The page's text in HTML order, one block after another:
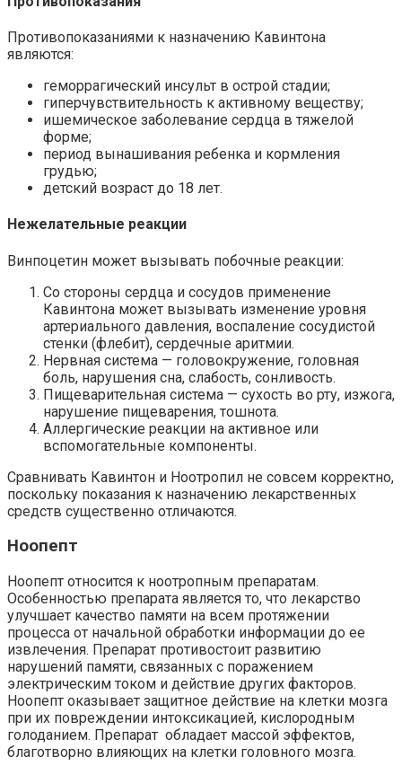
Противопоказаниями к назначению Кавинтона
являются:
геморрагический инсульт в острой стадии;
гиперчувствительность к активному веществу;
ишемическое заболевание сердца в тяжелой
форме;
период вынашивания ребенка и кормления
грудью;
детский возраст до 18 лет.
Нежелательные реакции
Винпоцетин может вызывать побочные реакции:
Со стороны сердца и сосудов применение
Кавинтона может вызывать изменение уровня
артериального давления, воспаление сосудистой
стенки (флебит), сердечные аритмии.
Нервная система — головокружение, головная
боль, нарушения сна, слабость, сонливость.
Пищеварительная система — сухость во рту, изжога,
нарушение пищеварения, тошнота.
Аллергические реакции на активное или
вспомогательные компоненты.
Сравнивать Кавинтон и Ноотропил не совсем корректно,
поскольку показания к назначению лекарственных
средств существенно отличаются.
Ноопепт
Ноопепт относится к ноотропным препаратам.
Особенностью препарата является то, что лекарство
улучшает качество памяти на всем протяжении
процесса от начальной обработки информации до ее
извлечения. Препарат противостоит развитию
нарушений памяти, связанных с поражением
электрическим током и действие других факторов.
Ноопепт оказывает защитное действие на клетки мозга
при их повреждении интоксикацией, кислородным
голоданием. Препарат обладает массой эффектов,
благотворно влияющих на клетки головного мозга.